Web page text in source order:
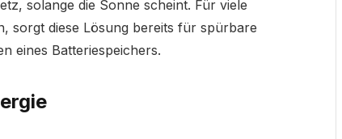
solange die Sonne scheint. Für viele
sorgt diese Lösung bereits für spürbare
eines Batteriespeichers.